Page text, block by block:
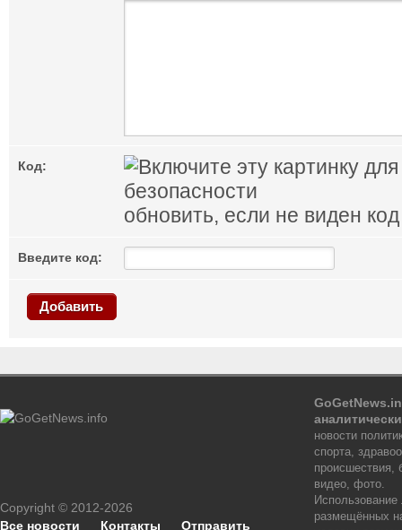
Код:
обновить, если не виден код
Введите код:
Добавить
Copyright © 2012-2026
Все новости
Контакты
Отправить
новости
спорта,
происшествия,
видео, фото.
размещённых